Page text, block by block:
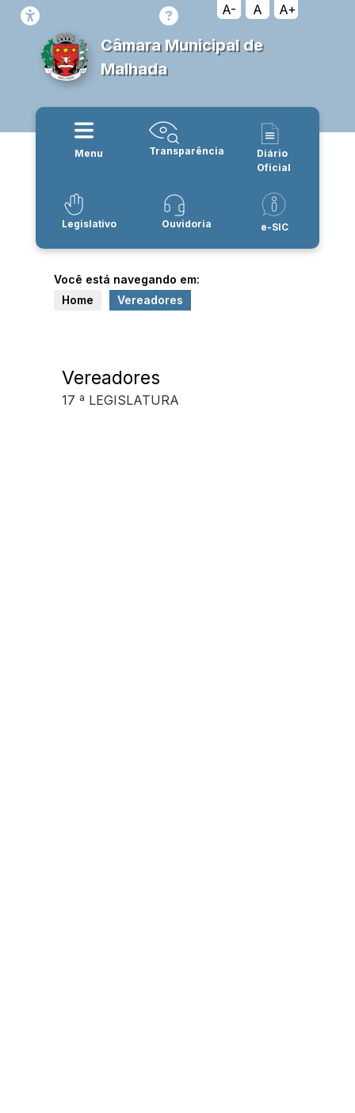
A- A A+
Câmara Municipal de
Malhada
Menu Transparência
Diário
Oficial
Legislativo Ouvidoria e-SIC
Você está navegando em:
Home
Vereadores
Vereadores
17 ª LEGISLATURA